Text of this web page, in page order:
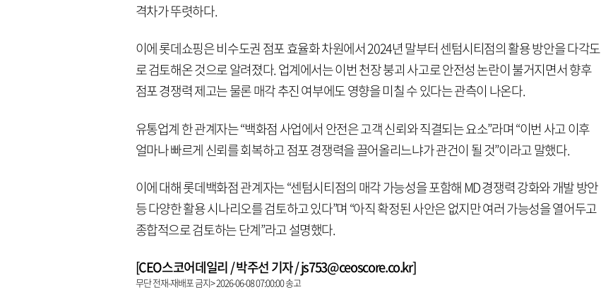
격차가 뚜렷하다.
이에 롯데쇼핑은 비수도권 점포 효율화 차원에서 2024년 말부터 센텀시티점의 활용 방안을 다각도
로 검토해온 것으로 알려졌다. 업계에서는 이번 천장 붕괴 사고로 안전성 논란이 불거지면서 향후
점포 경쟁력 제고는 물론 매각 추진 여부에도 영향을 미칠 수 있다는 관측이 나온다.
유통업계 한 관계자는 “백화점 사업에서 안전은 고객 신뢰와 직결되는 요소”라며 “이번 사고 이후
얼마나 빠르게 신뢰를 회복하고 점포 경쟁력을 끌어올리느냐가 관건이 될 것”이라고 말했다.
이에 대해 롯데백화점 관계자는 “센텀시티점의 매각 가능성을 포함해 MD 경쟁력 강화와 개발 방안
등 다양한 활용 시나리오를 검토하고 있다”며 “아직 확정된 사안은 없지만 여러 가능성을 열어두고
종합적으로 검토하는 단계”라고 설명했다.
[CEO스코어데일리 / 박주선 기자 / js753@ceoscore.co.kr]
무단 전재-재배포 금지> 2026-06-08 07:00:00 송고